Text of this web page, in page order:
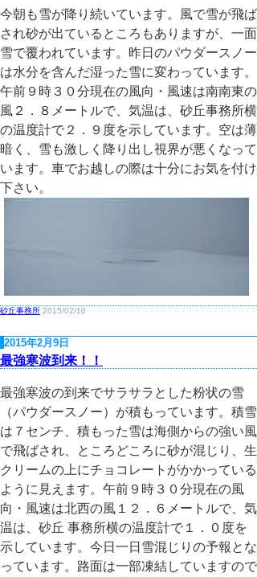
今朝も雪が降り続いています。風で雪が飛ば
され砂が出ているところもありますが、一面
雪で覆われています。昨日のパウダースノー
は水分を含んだ湿った雪に変わっています。
午前９時３０分現在の風向・風速は南南東の
風２．８メートルで、気温は、砂丘事務所横
の温度計で２．９度を示しています。空は薄
暗く、雪も激しく降り出し視界が悪くなって
います。車でお越しの際は十分にお気を付け
下さい。
砂丘事務所 2015/02/10
2015年2月9日
最強寒波到来！！
最強寒波の到来でサラサラとした粉状の雪
（パウダースノー）が積もっています。積雪
は７センチ、積もった雪は海側からの強い風
で飛ばされ、ところどころに砂が混じり、生
クリームの上にチョコレートがかかっている
ように見えます。午前９時３０分現在の風
向・風速は北西の風１２．６メートルで、気
温は、砂丘 事務所横の温度計で１．０度を
示しています。今日一日雪混じりの予報とな
っています。路面は一部凍結していますので